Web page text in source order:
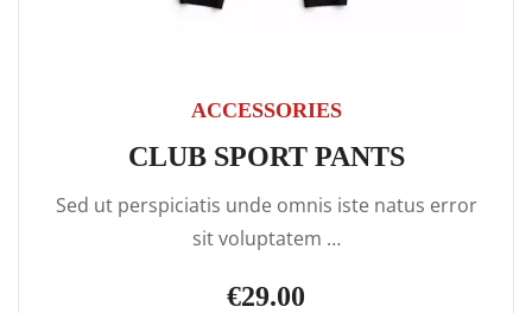
ACCESSORIES
CLUB SPORT PANTS
Sed ut perspiciatis unde omnis iste natus error
sit voluptatem …
€29.00